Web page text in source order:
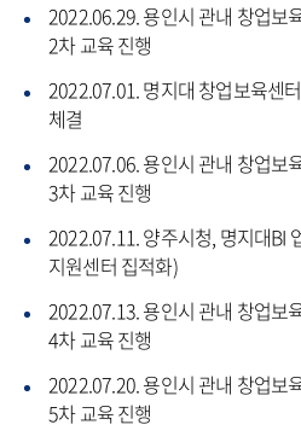
2022.06.29. 용인시 관내 창업보
2차 교육 진행
2022.07.01. 명지대 창업보육센
체결
2022.07.06. 용인시 관내 창업보
3차 교육 진행
2022.07.11. 양주시청, 명지대BI
지원센터 집적화)
2022.07.13. 용인시 관내 창업보
4차 교육 진행
2022.07.20. 용인시 관내 창업보
5차 교육 진행